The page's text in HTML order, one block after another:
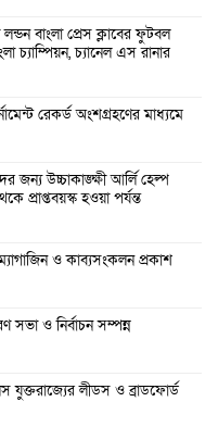
বাংলা প্রেস ক্লাবের ফুটবল
চ্যাম্পিয়ন, চ্যানেল এস রানার
রেকর্ড অংশগ্রহণের মাধ্যমে
জন্য উচ্চাকাঙ্ক্ষী আর্লি হেল্প
প্রাপ্তবয়স্ক হওয়া পর্যন্ত
ও কাব্যসংকলন প্রকাশ
সভা ও নির্বাচন সম্পন্ন
যুক্তরাজ্যের লীডস ও ব্রাডফোর্ড